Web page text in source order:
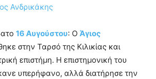
Ανδρικάκης
16 Αυγούστου: Ο Άγιος
στην Ταρσό της Κιλικίας και
επιστήμη. Η επιστημονική του
υπερήφανο, αλλά διατήρησε την